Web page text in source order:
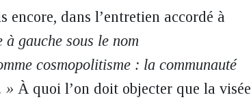
encore, dans l’entretien accordé à
gauche sous le nom
cosmopolitisme : la communauté
» À quoi l’on doit objecter que la visée